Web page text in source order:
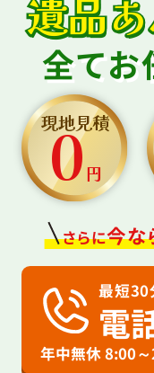
遺品
全てお
現地見積
0円
さらに今な
最短30
電
年中無休 8:00～